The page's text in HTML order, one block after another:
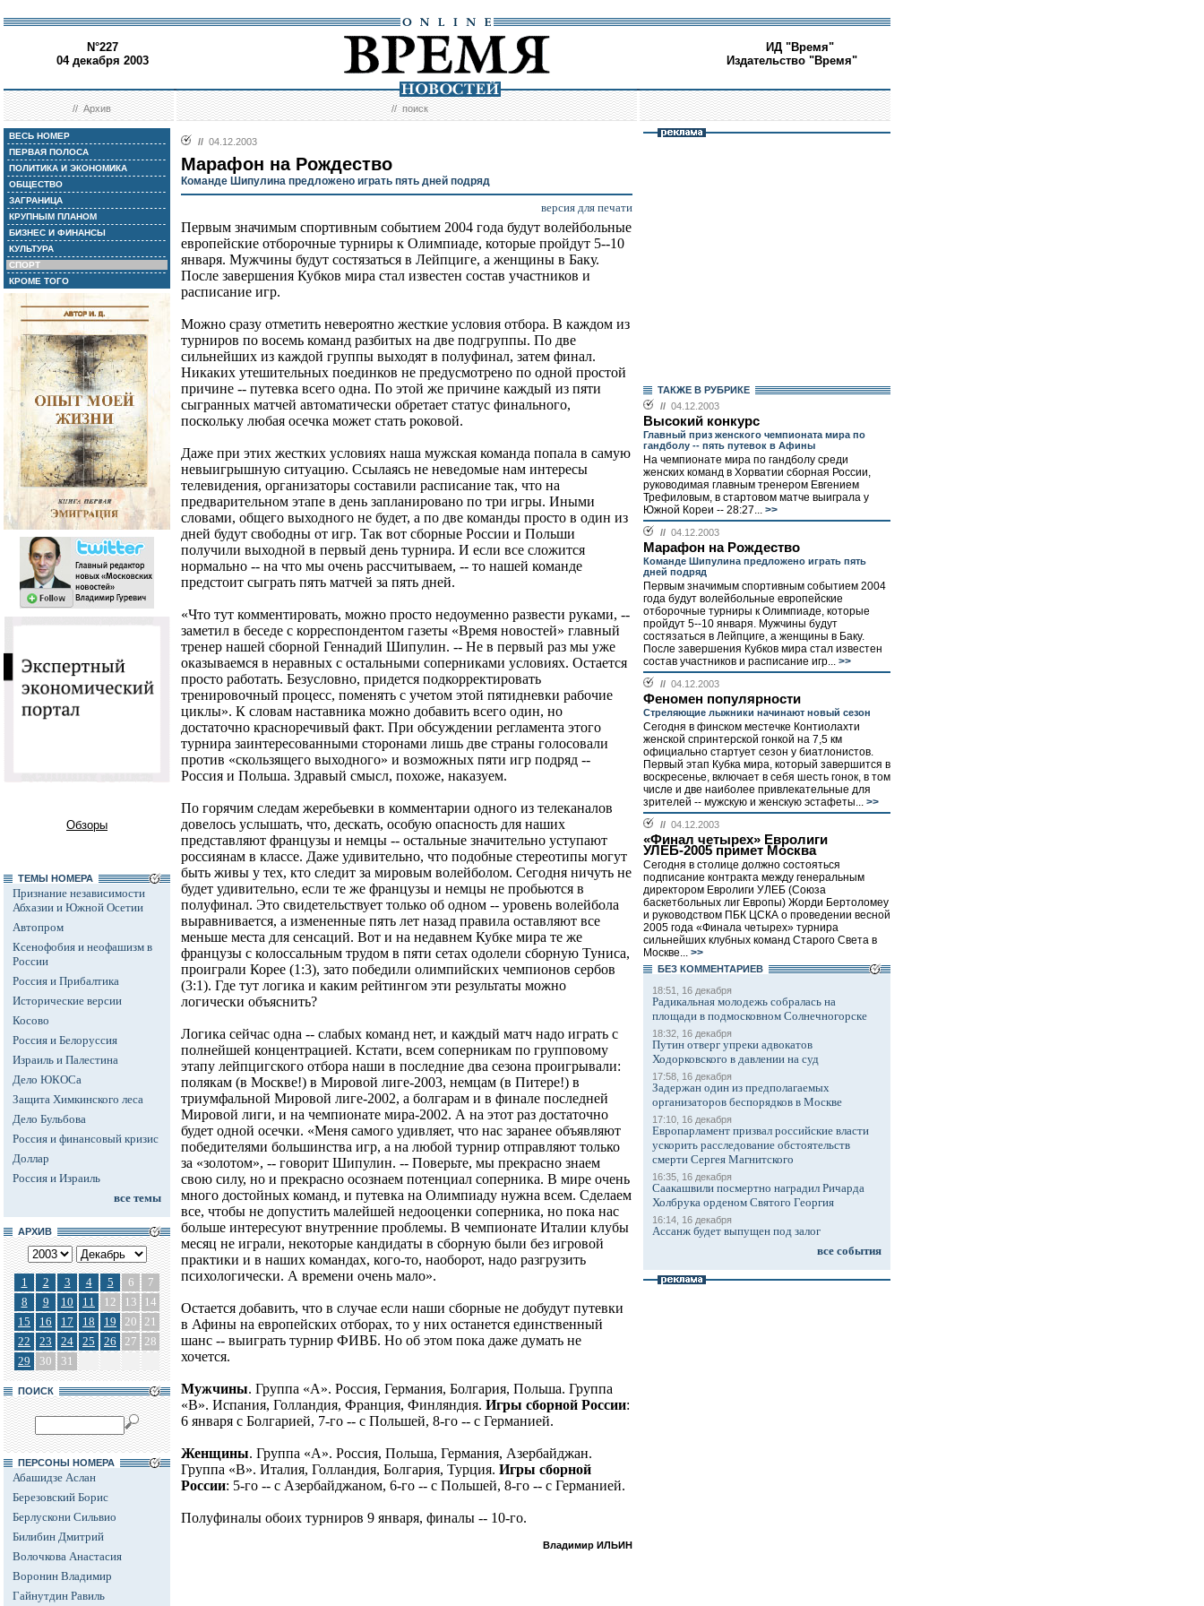
N°227
04 декабря 2003
ИД "Время"
Издательство "Время"
//Архив //поиск
ВЕСЬ НОМЕР
ПЕРВАЯ ПОЛОСА
ПОЛИТИКА И ЭКОНОМИКА
ОБЩЕСТВО
ЗАГРАНИЦА
КРУПНЫМ ПЛАНОМ
БИЗНЕС И ФИНАНСЫ
КУЛЬТУРА
СПОРТ
КРОМЕ ТОГО
Обзоры
ТЕМЫ НОМЕРА
Признание независимости
Абхазии и Южной Осетии
Автопром
Ксенофобия и неофашизм в
России
Россия и Прибалтика
Исторические версии
Косово
Россия и Белоруссия
Израиль и Палестина
Дело ЮКОСа
Защита Химкинского леса
Дело Бульбова
Россия и финансовый кризис
Доллар
Россия и Израиль
все темы
АРХИВ
1 2 3 4 5 6
7
8
9 10 11 12 13
14
15
16 17 18 19 20 21
22
23 24 25 26 27 28
29
30 31
ПОИСК
ПЕРСОНЫ НОМЕРА
Абашидзе Аслан
Березовский Борис
Берлускони Сильвио
Билибин Дмитрий
Волочкова Анастасия
Воронин Владимир
Гайнутдин Равиль
// 04.12.2003
Марафон на Рождество
Команде Шипулина предложено играть пять дней подряд
версия для печати
Первым значимым спортивным событием 2004 года будут волейбольные
европейские отборочные турниры к Олимпиаде, которые пройдут 5--10
января. Мужчины будут состязаться в Лейпциге, а женщины в Баку.
После завершения Кубков мира стал известен состав участников и
расписание игр.
Можно сразу отметить невероятно жесткие условия отбора. В каждом из
турниров по восемь команд разбитых на две подгруппы. По две
сильнейших из каждой группы выходят в полуфинал, затем финал.
Никаких утешительных поединков не предусмотрено по одной простой
причине -- путевка всего одна. По этой же причине каждый из пяти
сыгранных матчей автоматически обретает статус финального,
поскольку любая осечка может стать роковой.
Даже при этих жестких условиях наша мужская команда попала в самую
невыигрышную ситуацию. Ссылаясь не неведомые нам интересы
телевидения, организаторы составили расписание так, что на
предварительном этапе в день запланировано по три игры. Иными
словами, общего выходного не будет, а по две команды просто в один из
дней будут свободны от игр. Так вот сборные России и Польши
получили выходной в первый день турнира. И если все сложится
нормально -- на что мы очень рассчитываем, -- то нашей команде
предстоит сыграть пять матчей за пять дней.
«Что тут комментировать, можно просто недоуменно развести руками, --
заметил в беседе с корреспондентом газеты «Время новостей» главный
тренер нашей сборной Геннадий Шипулин. -- Не в первый раз мы уже
оказываемся в неравных с остальными соперниками условиях. Остается
просто работать. Безусловно, придется подкорректировать
тренировочный процесс, поменять с учетом этой пятидневки рабочие
циклы». К словам наставника можно добавить всего один, но
достаточно красноречивый факт. При обсуждении регламента этого
турнира заинтересованными сторонами лишь две страны голосовали
против «скользящего выходного» и возможных пяти игр подряд --
Россия и Польша. Здравый смысл, похоже, наказуем.
По горячим следам жеребьевки в комментарии одного из телеканалов
довелось услышать, что, дескать, особую опасность для наших
представляют французы и немцы -- остальные значительно уступают
россиянам в классе. Даже удивительно, что подобные стереотипы могут
быть живы у тех, кто следит за мировым волейболом. Сегодня ничуть не
будет удивительно, если те же французы и немцы не пробьются в
полуфинал. Это свидетельствует только об одном -- уровень волейбола
выравнивается, а измененные пять лет назад правила оставляют все
меньше места для сенсаций. Вот и на недавнем Кубке мира те же
французы с колоссальным трудом в пяти сетах одолели сборную Туниса,
проиграли Корее (1:3), зато победили олимпийских чемпионов сербов
(3:1). Где тут логика и каким рейтингом эти результаты можно
логически объяснить?
Логика сейчас одна -- слабых команд нет, и каждый матч надо играть с
полнейшей концентрацией. Кстати, всем соперникам по групповому
этапу лейпцигского отбора наши в последние два сезона проигрывали:
полякам (в Москве!) в Мировой лиге-2003, немцам (в Питере!) в
триумфальной Мировой лиге-2002, а болгарам и в финале последней
Мировой лиги, и на чемпионате мира-2002. А на этот раз достаточно
будет одной осечки. «Меня самого удивляет, что нас заранее объявляют
победителями большинства игр, а на любой турнир отправляют только
за «золотом», -- говорит Шипулин. -- Поверьте, мы прекрасно знаем
свою силу, но и прекрасно осознаем потенциал соперника. В мире очень
много достойных команд, и путевка на Олимпиаду нужна всем. Сделаем
все, чтобы не допустить малейшей недооценки соперника, но пока нас
больше интересуют внутренние проблемы. В чемпионате Италии клубы
месяц не играли, некоторые кандидаты в сборную были без игровой
практики и в наших командах, кого-то, наоборот, надо разгрузить
психологически. А времени очень мало».
Остается добавить, что в случае если наши сборные не добудут путевки
в Афины на европейских отборах, то у них останется единственный
шанс -- выиграть турнир ФИВБ. Но об этом пока даже думать не
хочется.
Мужчины. Группа «А». Россия, Германия, Болгария, Польша. Группа
«В». Испания, Голландия, Франция, Финляндия. Игры сборной России:
6 января с Болгарией, 7-го -- с Польшей, 8-го -- с Германией.
Женщины. Группа «А». Россия, Польша, Германия, Азербайджан.
Группа «В». Италия, Голландия, Болгария, Турция. Игры сборной
России: 5-го -- с Азербайджаном, 6-го -- с Польшей, 8-го -- с Германией.
Полуфиналы обоих турниров 9 января, финалы -- 10-го.
Владимир ИЛЬИН
ТАКЖЕ В РУБРИКЕ
// 04.12.2003
Высокий конкурс
Главный приз женского чемпионата мира по
гандболу -- пять путевок в Афины
На чемпионате мира по гандболу среди
женских команд в Хорватии сборная России,
руководимая главным тренером Евгением
Трефиловым, в стартовом матче выиграла у
Южной Кореи -- 28:27... >>
// 04.12.2003
Марафон на Рождество
Команде Шипулина предложено играть пять
дней подряд
Первым значимым спортивным событием 2004
года будут волейбольные европейские
отборочные турниры к Олимпиаде, которые
пройдут 5--10 января. Мужчины будут
состязаться в Лейпциге, а женщины в Баку.
После завершения Кубков мира стал известен
состав участников и расписание игр... >>
// 04.12.2003
Феномен популярности
Стреляющие лыжники начинают новый сезон
Сегодня в финском местечке Контиолахти
женской спринтерской гонкой на 7,5 км
официально стартует сезон у биатлонистов.
Первый этап Кубка мира, который завершится в
воскресенье, включает в себя шесть гонок, в том
числе и две наиболее привлекательные для
зрителей -- мужскую и женскую эстафеты... >>
// 04.12.2003
«Финал четырех» Евролиги
УЛЕБ-2005 примет Москва
Сегодня в столице должно состояться
подписание контракта между генеральным
директором Евролиги УЛЕБ (Союза
баскетбольных лиг Европы) Жорди Бертоломеу
и руководством ПБК ЦСКА о проведении весной
2005 года «Финала четырех» турнира
сильнейших клубных команд Старого Света в
Москве... >>
БЕЗ КОМMЕНТАРИЕВ
18:51, 16 декабря
Радикальная молодежь собралась на
площади в подмосковном Солнечногорске
18:32, 16 декабря
Путин отверг упреки адвокатов
Ходорковского в давлении на суд
17:58, 16 декабря
Задержан один из предполагаемых
организаторов беспорядков в Москве
17:10, 16 декабря
Европарламент призвал российские власти
ускорить расследование обстоятельств
смерти Сергея Магнитского
16:35, 16 декабря
Саакашвили посмертно наградил Ричарда
Холбрука орденом Святого Георгия
16:14, 16 декабря
Ассанж будет выпущен под залог
все события